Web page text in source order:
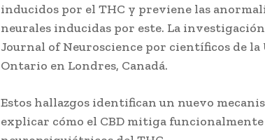
inducidos por el THC y previene las
neurales inducidas por este. La
Journal of Neuroscience por científicos de
Ontario en Londres, Canadá.
Estos hallazgos identifican un nuevo
explicar cómo el CBD mitiga